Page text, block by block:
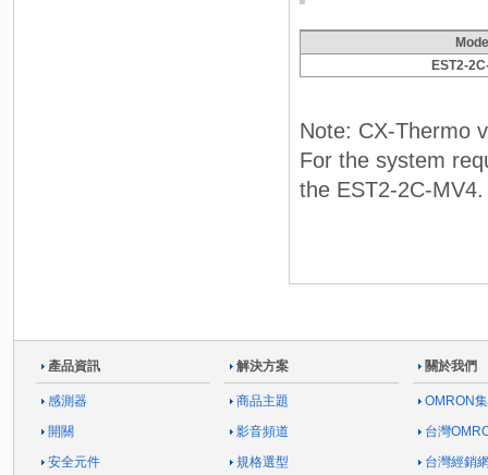
EST2-
Note: CX-Thermo
For the system
the EST2-2C-MV4.
產品資訊
感測器
開關
安全元件
解決方案
商品主題
影音頻道
規格選型
關於我們
OMRON
台灣
台灣經銷